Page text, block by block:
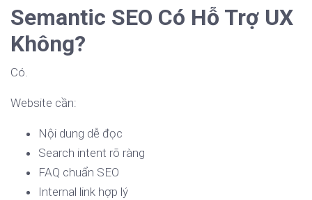
Semantic SEO Có Hỗ Trợ UX
Không?
Có.
Website cần:
Nội dung dễ đọc
Search intent rõ ràng
FAQ chuẩn SEO
Internal link hợp lý